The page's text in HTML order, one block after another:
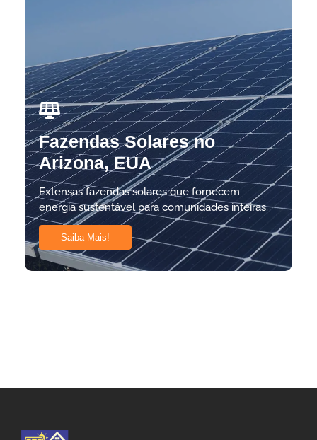
Fazendas Solares no
Arizona, EUA
Extensas fazendas solares que fornecem
energia sustentável para comunidades inteiras.
Saiba Mais!